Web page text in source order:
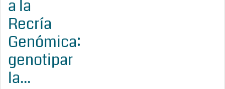
a la
Recría
Genómica:
genotipar
la...